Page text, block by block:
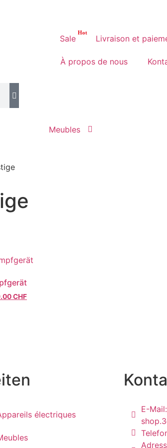
Sale Livraison et
À propos de nous
Meubles
CHF
électriques
E-Mail: